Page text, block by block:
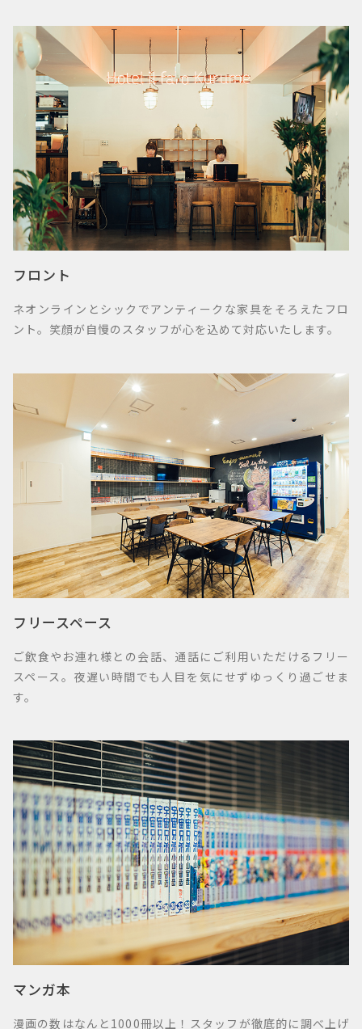
フロント
ネオンラインとシックでアンティークな家具をそろえたフロ
ント。笑顔が自慢のスタッフが心を込めて対応いたします。
フリースペース
ご飲食やお連れ様との会話、通話にご利用いただけるフリー
スペース。夜遅い時間でも人目を気にせずゆっくり過ごせま
す。
マンガ本
漫画の数はなんと1000冊以上！スタッフが徹底的に調べ上げ